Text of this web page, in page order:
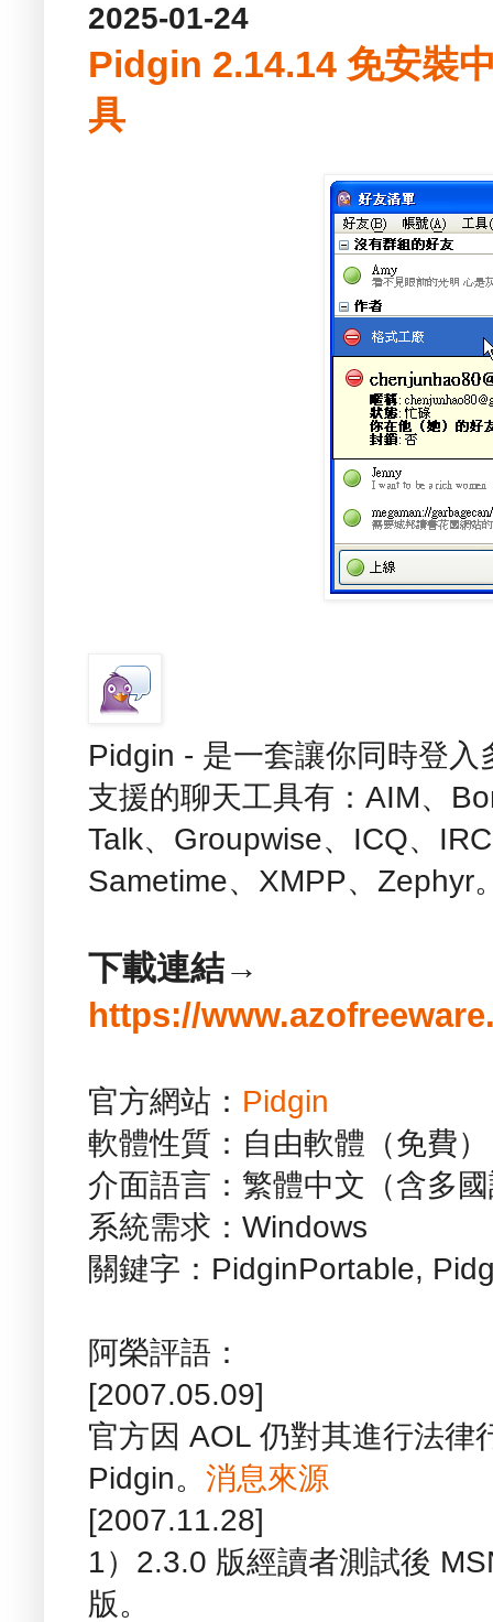
2025-01-24
Pidgin 2.14.14 免安裝
具
Pidgin - 是一套讓你同時登
支援的聊天工具有：AIM、
Talk、Groupwise、ICQ、
Sametime、XMPP、Zephyr
下載連結→
https://
官方網站： Pidgin
軟體性質：自由軟體（免費）
介面語言：繁體中文（含多
系統需求：Windows
關鍵字：PidginPortable,
阿榮評語：
[2007.05.09]
官方因 AOL 仍對其進行法律
Pidgin。 消息來源
[2007.11.28]
1）2.3.0 版經讀者測試後
版。